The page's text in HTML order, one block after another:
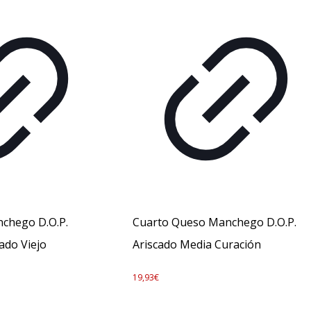
D.O.P.
Viejo
Cuarto Queso Manchego D.O.P.
Ariscado Media Curación
19,93€